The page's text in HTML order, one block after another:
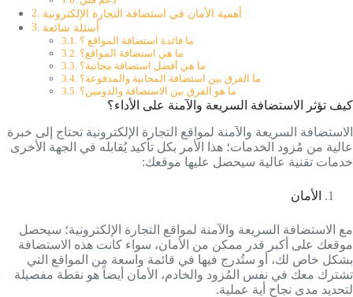
أهمية الأمان في استضافة التجارة الإلكترونية
أسئلة شائعة
ما فائدة استضافة المواقع ؟
ما هي استضافة المواقع؟
ما هي أفضل استضافة مجانية؟
ما الفرق بين استضافة المجانية والمدفوعة؟
ما هو الفرق بين الاستضافة والدومين؟
كيف تؤثر الاستضافة السريعة والآمنة على الأداء؟
الاستضافة السريعة والآمنة لمواقع التجارة الإلكترونية تحتاج إلى خبرة
عالية من مُزود الخدمات؛ هذا الأمر بكل تأكيد يُقابله في الجهة الأخرى
خدمات تقنية عالية سيحصل عليها موقعك:
الأمان
مع الاستضافة السريعة والآمنة لمواقع التجارة الإلكترونية؛ سيحصل
موقعك على أكبر قدر ممكن من الأمان، سواء كانت هذه الاستضافة
بشكل خاص لك، أو ستُدرج فيها في قائمة واسعة من المواقع التي
تشترك معك في نفس المُزود والخادم، الأمان أيضاً هو نقطة مفصيلة
لتحديد مدى نجاح أية عملية.